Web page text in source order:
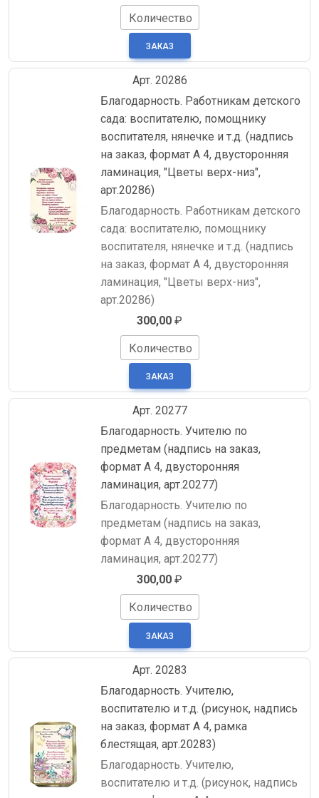
Количество
Арт. 20286
Благодарность. Работникам детского
сада: воспитателю, помощнику
воспитателя, нянечке и т.д. (надпись
на заказ, формат А 4, двусторонняя
ламинация, "Цветы верх-низ",
арт.20286)
Благодарность. Работникам детского
сада: воспитателю, помощнику
воспитателя, нянечке и т.д. (надпись
на заказ, формат А 4, двусторонняя
ламинация, "Цветы верх-низ",
арт.20286)
300,00 ₽
Количество
Арт. 20277
Благодарность. Учителю по
предметам (надпись на заказ,
формат А 4, двусторонняя
ламинация, арт.20277)
Благодарность. Учителю по
предметам (надпись на заказ,
формат А 4, двусторонняя
ламинация, арт.20277)
300,00 ₽
Количество
Арт. 20283
Благодарность. Учителю,
воспитателю и т.д. (рисунок, надпись
на заказ, формат А 4, рамка
блестящая, арт.20283)
Благодарность. Учителю,
воспитателю и т.д. (рисунок, надпись